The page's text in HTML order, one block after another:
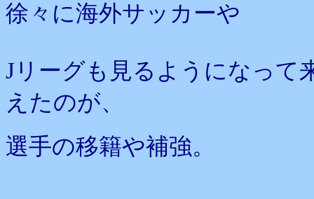
徐々に海外サッカーや
Jリーグも見るようになって
えたのが、
選手の移籍や補強。